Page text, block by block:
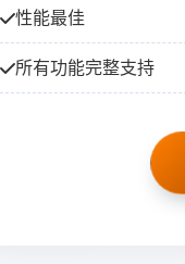
性能最佳
所有功能完整支持